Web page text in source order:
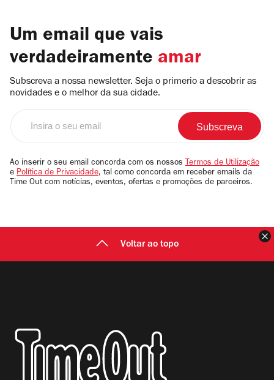
Um email que vais
verdadeiramente amar
Subscreva a nossa newsletter. Seja o primerio a descobrir as
novidades e o melhor da sua cidade.
email
Ao inserir o seu email concorda com os nossos Termos de Utilização
e Política de Privacidade, tal como concorda em receber emails da
Time Out com notícias, eventos, ofertas e promoções de parceiros.
Voltar ao topo